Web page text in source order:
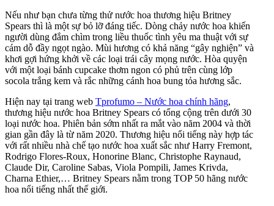
Nếu như bạn chưa từng thử nước hoa thương hiệu Britney
Spears thì là một sự bỏ lỡ đáng tiếc. Dòng chảy nước hoa khiến
người dùng đắm chìm trong liều thuốc tình yêu ma thuật với sự
cám dỗ đầy ngọt ngào. Mùi hương có khả năng “gây nghiện” và
khơi gợi hứng khởi về các loại trái cây mọng nước. Hòa quyện
với một loại bánh cupcake thơm ngon có phủ trên cùng lớp
socola trắng kem và rắc những cánh hoa bung tỏa hương sắc.
Hiện nay tại trang web Tprofumo – Nước hoa chính hãng,
thương hiệu nước hoa Britney Spears có tổng cộng trên dưới 30
loại nước hoa. Phiên bản sớm nhất ra mắt vào năm 2004 và thời
gian gần đây là từ năm 2020. Thương hiệu nổi tiếng này hợp tác
với rất nhiều nhà chế tạo nước hoa xuất sắc như Harry Fremont,
Rodrigo Flores-Roux, Honorine Blanc, Christophe Raynaud,
Claude Dir, Caroline Sabas, Viola Pompili, James Krivda,
Charna Ethier,… Britney Spears nằm trong TOP 50 hãng nước
hoa nổi tiếng nhất thế giới.